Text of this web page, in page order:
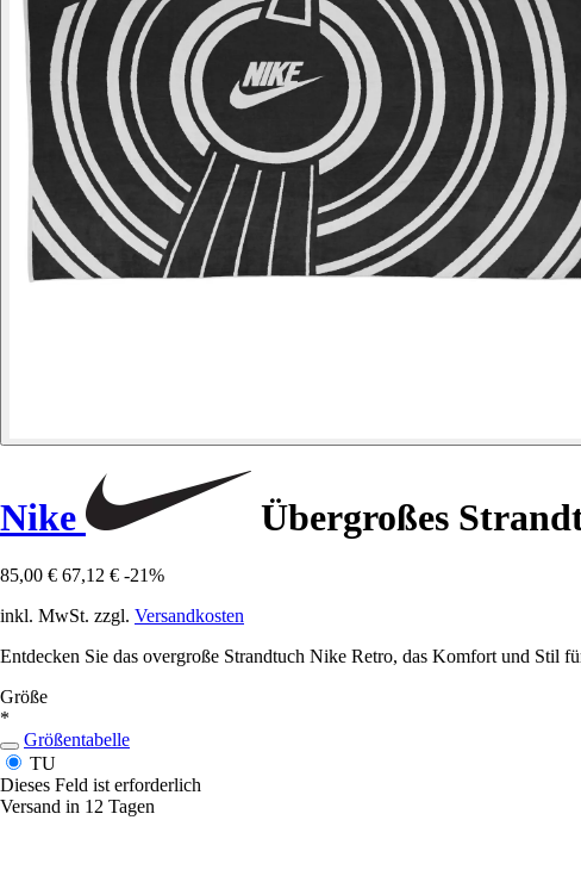
Nike Übergroßes
85,00 € 67,12 € -21%
inkl. MwSt. zzgl. Versandkosten
Entdecken Sie das overgroße Strandtuch Nike Retro, das Komfort und Stil
Größe
*
Größentabelle
TU
Dieses Feld ist erforderlich
Versand in 12 Tagen